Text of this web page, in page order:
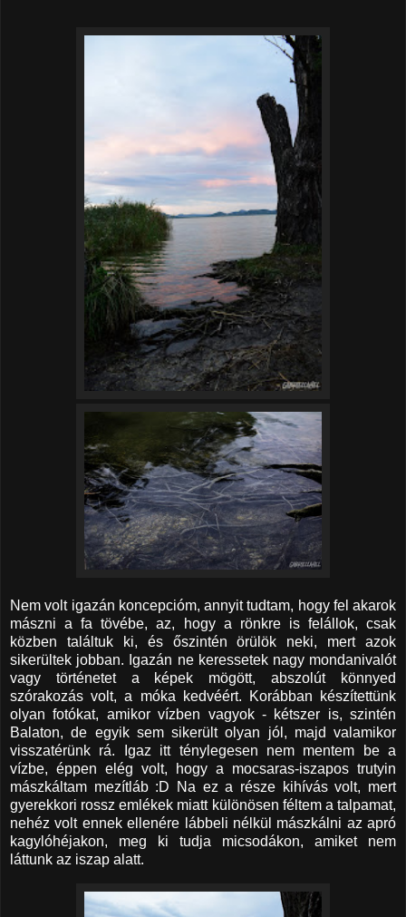
Nem volt igazán koncepcióm, annyit tudtam, hogy fel akarok
mászni a fa tövébe, az, hogy a rönkre is felállok, csak
közben találtuk ki, és őszintén örülök neki, mert azok
sikerültek jobban. Igazán ne keressetek nagy mondanivalót
vagy történetet a képek mögött, abszolút könnyed
szórakozás volt, a móka kedvéért. Korábban készítettünk
olyan fotókat, amikor vízben vagyok - kétszer is, szintén
Balaton, de egyik sem sikerült olyan jól, majd valamikor
visszatérünk rá. Igaz itt ténylegesen nem mentem be a
vízbe, éppen elég volt, hogy a mocsaras-iszapos trutyin
mászkáltam mezítláb :D Na ez a része kihívás volt, mert
gyerekkori rossz emlékek miatt különösen féltem a talpamat,
nehéz volt ennek ellenére lábbeli nélkül mászkálni az apró
kagylóhéjakon, meg ki tudja micsodákon, amiket nem
láttunk az iszap alatt.